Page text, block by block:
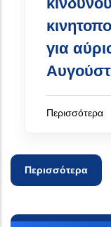
Περισσότερα